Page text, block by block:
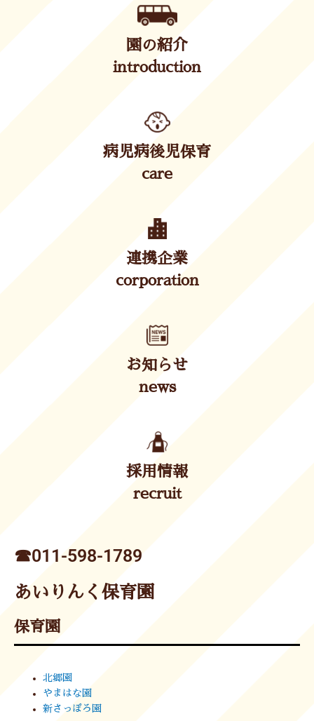
園の紹介
introduction
病児病後児保育
care
連携企業
corporation
お知らせ
news
採用情報
recruit
☎︎011-598-1789
あいりんく保育園
保育園
北郷園
やまはな園
新さっぽろ園